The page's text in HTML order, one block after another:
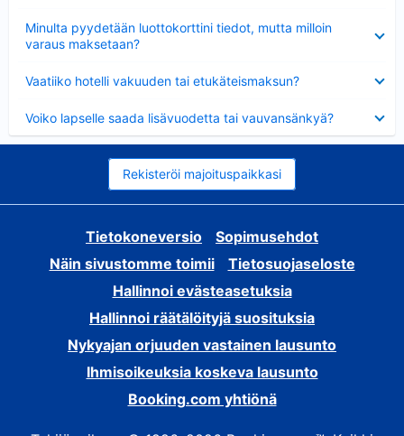
Minulta pyydetään luottokorttini tiedot, mutta milloin
varaus maksetaan?
Vaatiiko hotelli vakuuden tai etukäteismaksun?
Voiko lapselle saada lisävuodetta tai vauvansänkyä?
Rekisteröi majoituspaikkasi
Tietokoneversio
Sopimusehdot
Näin sivustomme toimii
Tietosuojaseloste
Hallinnoi evästeasetuksia
Hallinnoi räätälöityjä suosituksia
Nykyajan orjuuden vastainen lausunto
Ihmisoikeuksia koskeva lausunto
Booking.com yhtiönä